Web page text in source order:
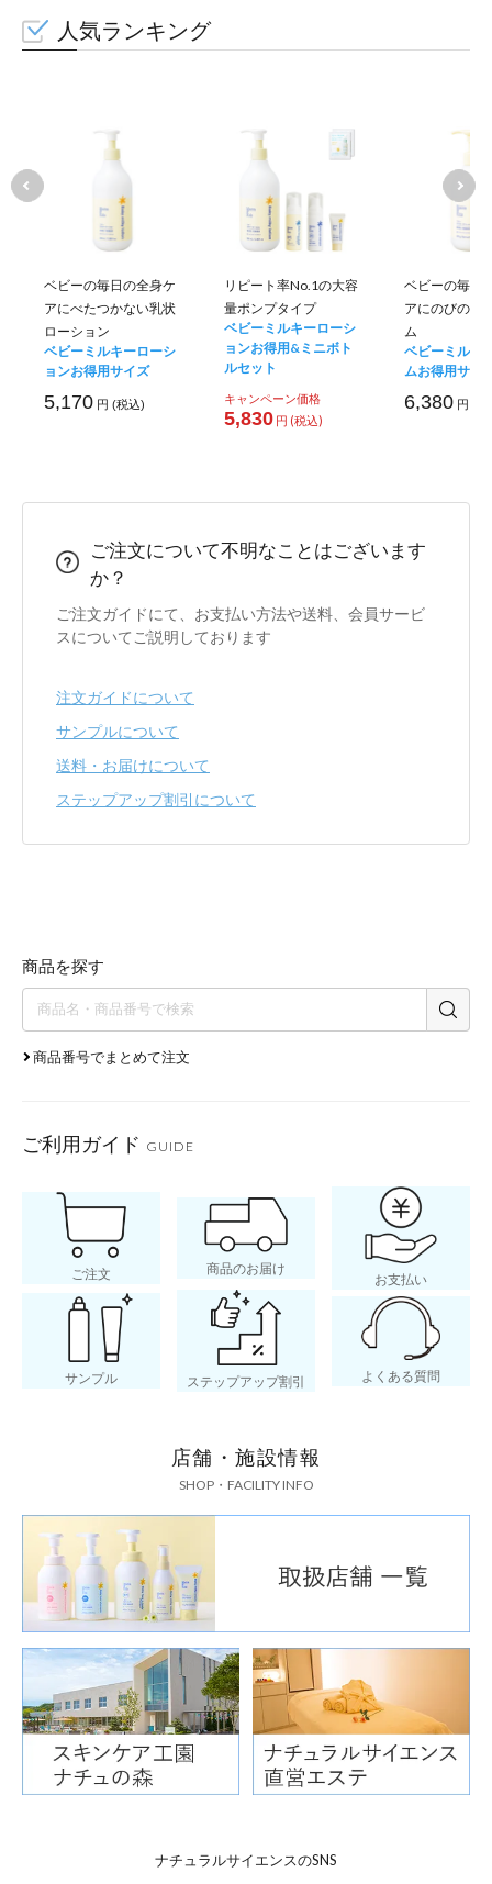
人気ランキング
ベビーの毎日の全身ケ
アにべたつかない乳状
ローション
ベビーミルキーローシ
ョンお得用サイズ
5,170 円 (税込)
リピート率No.1の大容
量ポンプタイプ
ベビーミルキーローシ
ョンお得用&ミニボト
ルセット
キャンペーン価格
5,830 円 (税込)
ベビーの毎日
アにのびのい
ム
ベビーミルキ
ムお得用サイ
6,380 円 (税
ご注文について不明なことはございます
か？
ご注文ガイドにて、お支払い方法や送料、会員サービ
スについてご説明しております
注文ガイドについて
サンプルについて
送料・お届けについて
ステップアップ割引について
商品を探す
商品番号でまとめて注文
ご利用ガイド GUIDE
ご注文 商品のお届け
お支払い
サンプル ステップアップ割引 よくある質問
店舗・施設情報
SHOP・FACILITY INFO
ナチュラルサイエンスのSNS